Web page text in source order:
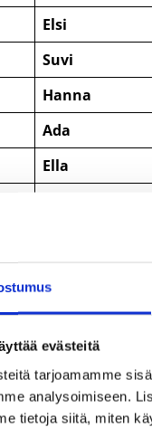
evästeitä
tarjoamamme
analysoimiseen.
tietoja siitä, miten
Elsi
Suvi
Hanna
Ada
Ella
Alli
Elina
Esther
Sofia